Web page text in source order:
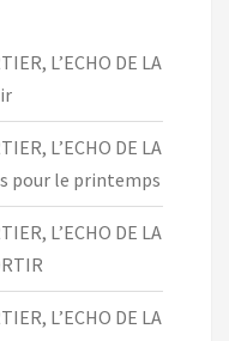
L’ECHO DE LA
L’ECHO DE LA
pour le printemps
L’ECHO DE LA
L’ECHO DE LA